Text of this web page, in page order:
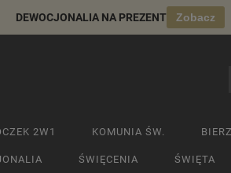
DEWOCJONALIA NA PREZENT Zobacz
2W1 KOMUNIA ŚW.
ŚWIĘCENIA ŚWIĘTA